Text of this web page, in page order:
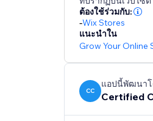
ต้องใช้ร่วมกับ:
-Wix Stores
แนะนำใน
Grow Your Online
CC
แอปนี้พัฒนา
Certified